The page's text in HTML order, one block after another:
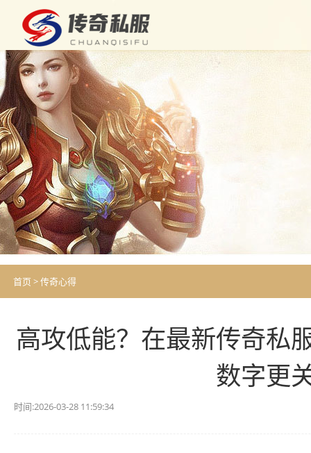
首页 >传奇心得
高攻低能？在最新传奇私
数字更
时间:2026-03-28 11:59:34